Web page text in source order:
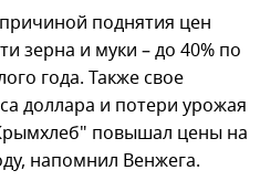
поднятия цен
зерна и муки – до 40% по
года. Также свое
доллара и потери урожая
повышал цены на
напомнил Венжега.